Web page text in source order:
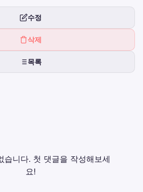
수정
삭제
목록
습니다. 첫 댓글을 작성해보세
요!